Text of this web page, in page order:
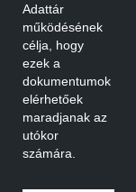
Adattár
működésének
célja, hogy
ezek a
dokumentumok
elérhetőek
maradjanak az
utókor
számára.